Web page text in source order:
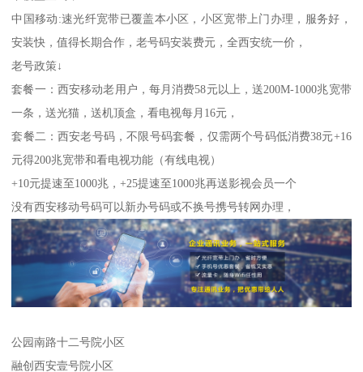
中国移动:速光纤宽带已覆盖本小区，小区宽带上门办理，服务好，
安装快，值得长期合作，老号码安装费元，全西安统一价，
老号政策↓
套餐一：西安移动老用户，每月消费58元以上，送200M-1000兆宽带
一条，送光猫，送机顶盒，看电视每月16元，
套餐二：西安老号码，不限号码套餐，仅需两个号码低消费38元+16
元得200兆宽带和看电视功能（有线电视）
+10元提速至1000兆，+25提速至1000兆再送影视会员一个
没有西安移动号码可以新办号码或不换号携号转网办理，
公园南路十二号院小区
融创西安壹号院小区